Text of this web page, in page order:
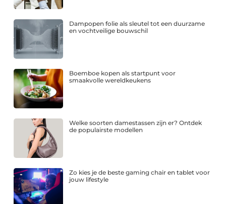
Dampopen folie als sleutel tot een duurzame
en vochtveilige bouwschil
Boemboe kopen als startpunt voor
smaakvolle wereldkeukens
Welke soorten damestassen zijn er? Ontdek
de populairste modellen
Zo kies je de beste gaming chair en tablet voor
jouw lifestyle